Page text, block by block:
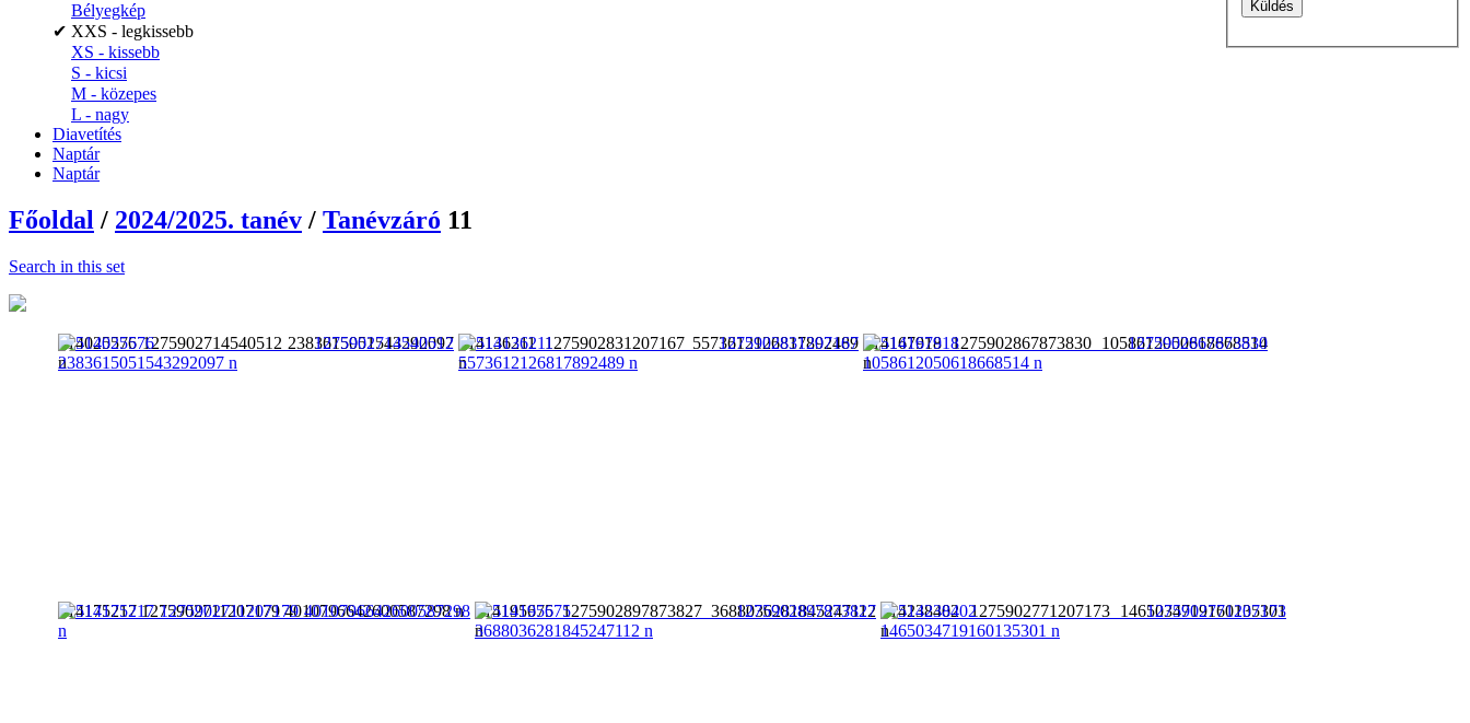
Bélyegkép
✔ XXS - legkissebb
XS - kissebb
S - kicsi
M - közepes
L - nagy
Diavetítés
Naptár
Naptár
Főoldal / 2024/2025. tanév / Tanévzáró 11
Search in this set
514025576 1275902714540512 2383615051543292097
n
514136211 1275902831207167 5573612126817892489
n
514167918 1275902867873830 1058612050618668514
n
514175217 1275902711207179 4010796642600587298 n
514195675 1275902897873827 3688036281845247112
n
514238402 1275902771207173 1465034719160135301
n